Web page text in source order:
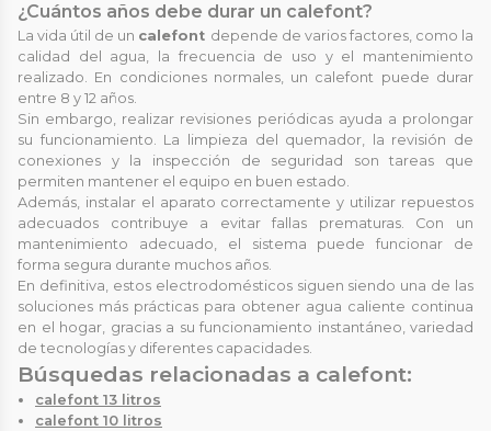
¿Cuántos años debe durar un calefont?
La vida útil de un calefont depende de varios factores, como la
calidad del agua, la frecuencia de uso y el mantenimiento
realizado. En condiciones normales, un calefont puede durar
entre 8 y 12 años.
Sin embargo, realizar revisiones periódicas ayuda a prolongar
su funcionamiento. La limpieza del quemador, la revisión de
conexiones y la inspección de seguridad son tareas que
permiten mantener el equipo en buen estado.
Además, instalar el aparato correctamente y utilizar repuestos
adecuados contribuye a evitar fallas prematuras. Con un
mantenimiento adecuado, el sistema puede funcionar de
forma segura durante muchos años.
En definitiva, estos electrodomésticos siguen siendo una de las
soluciones más prácticas para obtener agua caliente continua
en el hogar, gracias a su funcionamiento instantáneo, variedad
de tecnologías y diferentes capacidades.
Búsquedas relacionadas a calefont:
calefont 13 litros
calefont 10 litros